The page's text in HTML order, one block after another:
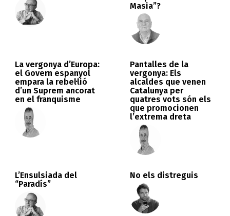
Masia”?
La vergonya d’Europa:
el Govern espanyol
empara la rebel·lió
d’un Suprem ancorat
en el franquisme
Pantalles de la
vergonya: Els
alcaldes que venen
Catalunya per
quatres vots són els
que promocionen
l’extrema dreta
L’Ensulsiada del
“Paradís”
No els distreguis